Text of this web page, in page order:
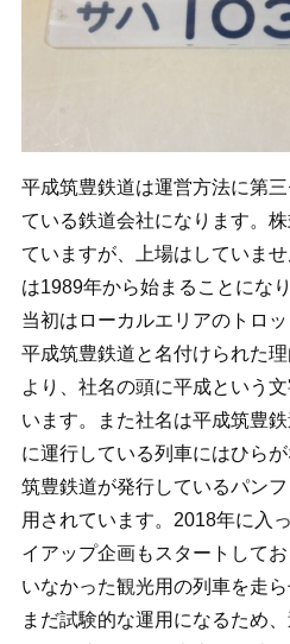
平成筑豊鉄道は運営方法に第
ている鉄道会社になります。
ていますが、上場はしていま
は1989年から始まることにな
当初はローカルエリアのトロ
平成筑豊鉄道と名付けられた
より、社名の頭に平成という
います。また社名は平成筑豊
に運行している列車にはひら
筑豊鉄道が発行しているパン
用されています。2018年に入
イアップ企画もスタートして
いなかった観光用の列車を走
まだ試験的な運用になるため